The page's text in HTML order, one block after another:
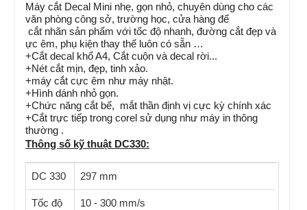
Máy cắt Decal Mini nhẹ, gọn nhỏ, chuyên dùng cho các
văn phòng công sở, trường học, cửa hàng để
cắt nhãn sản phẩm với tốc độ nhanh, đường cắt đẹp và
ực êm, phụ kiện thay thế luôn có sẵn …
+Cắt decal khổ A4, Cắt cuộn và decal rời...
+Nét cắt mịn, đẹp, tinh xảo.
+máy cắt cực êm như máy nhật.
+Hình dánh nhỏ gọn.
+Chức năng cắt bế, mắt thần định vị cực kỳ chính xác
+Cắt trực tiếp trong corel sử dụng như máy in thông
thường .
Thông số kỹ thuật DC330:
DC 330 297 mm
Tốc độ
10 - 300 mm/s